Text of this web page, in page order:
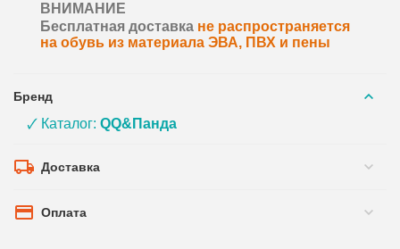
ВНИМАНИЕ
Бесплатная доставка не распространяется
на обувь из материала ЭВА, ПВХ и пены
Бренд
🗸 Каталог:QQ&Панда
Доставка
Оплата